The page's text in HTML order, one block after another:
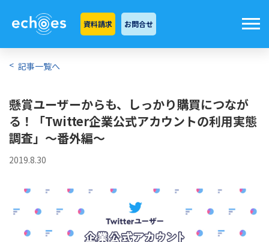
資料請求 お問合せ
記事一覧へ
懸賞ユーザーからも、しっかり購買につなが
る！「Twitter企業公式アカウントの利用実態
調査」～番外編～
2019.8.30